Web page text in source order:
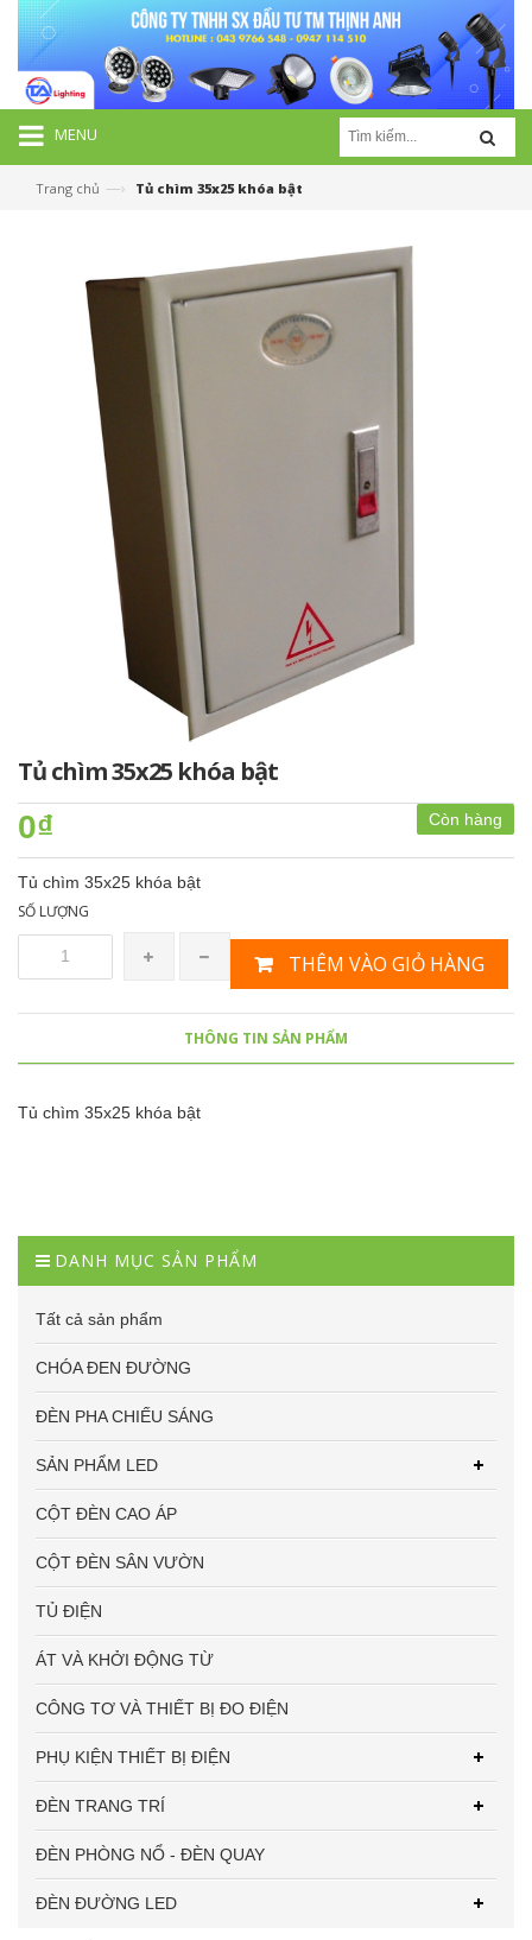
MENU
Trang chủ —› Tủ chìm 35x25 khóa bật
Tủ chìm 35x25 khóa bật
Còn hàng
0₫
Tủ chìm 35x25 khóa bật
SỐ LƯỢNG
THÊM VÀO GIỎ HÀNG
THÔNG TIN SẢN PHẨM
Tủ chìm 35x25 khóa bật
DANH MỤC SẢN PHẨM
Tất cả sản phẩm
CHÓA ĐEN ĐƯỜNG
ĐÈN PHA CHIẾU SÁNG
SẢN PHẨM LED
CỘT ĐÈN CAO ÁP
CỘT ĐÈN SÂN VƯỜN
TỦ ĐIỆN
ÁT VÀ KHỞI ĐỘNG TỪ
CÔNG TƠ VÀ THIẾT BỊ ĐO ĐIỆN
PHỤ KIỆN THIẾT BỊ ĐIỆN
ĐÈN TRANG TRÍ
ĐÈN PHÒNG NỔ - ĐÈN QUAY
ĐÈN ĐƯỜNG LED